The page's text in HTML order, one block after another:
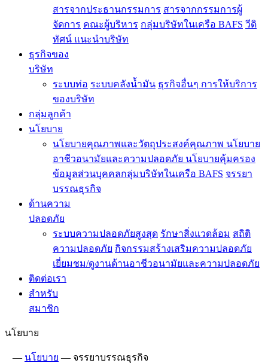
สารจากประธานกรรมการ สารจากกรรมการผู้
จัดการ คณะผู้บริหาร กลุ่มบริษัทในเครือ BAFS วีดิ
ทัศน์ แนะนำบริษัท
ธุรกิจของ
บริษัท
ระบบท่อ ระบบคลังน้ำมัน ธุรกิจอื่นๆ การให้บริการ
ของบริษัท
กลุ่มลูกค้า
นโยบาย
นโยบายคุณภาพและวัตถุประสงค์คุณภาพ นโยบาย
อาชีวอนามัยและความปลอดภัย นโยบายคุ้มครอง
ข้อมูลส่วนบุคคลกลุ่มบริษัทในเครือ BAFS จรรยา
บรรณธุรกิจ
ด้านความ
ปลอดภัย
ระบบความปลอดภัยสูงสุด รักษาสิ่งแวดล้อม สถิติ
ความปลอดภัย กิจกรรมสร้างเสริมความปลอดภัย
เยี่ยมชม/ดูงานด้านอาชีวอนามัยและความปลอดภัย
ติดต่อเรา
สำหรับ
สมาชิก
นโยบาย
— นโยบาย — จรรยาบรรณธุรกิจ